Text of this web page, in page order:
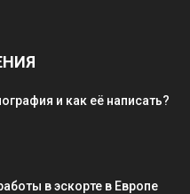
и как её написать?
в эскорте в Европе